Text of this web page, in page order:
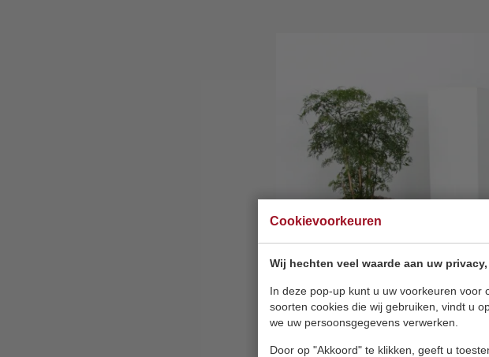
Cookievoorkeuren
Wij hechten veel waarde aan uw
In deze pop-up kunt u uw voorkeuren voor
soorten cookies die wij gebruiken, vindt u
we uw persoonsgegevens verwerken.
Door op "Akkoord" te klikken, geeft u